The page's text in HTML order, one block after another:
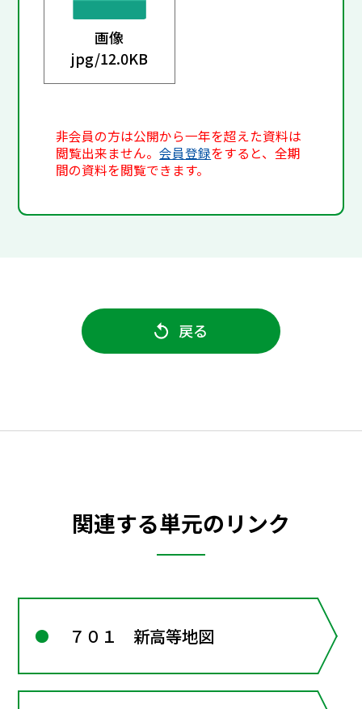
画像
jpg/12.0KB
非会員の方は公開から一年を超えた資料は
閲覧出来ません。会員登録をすると、全期
間の資料を閲覧できます。
戻る
関連する単元のリンク
７０１ 新高等地図